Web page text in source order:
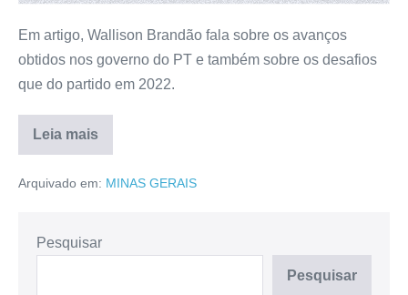
Em artigo, Wallison Brandão fala sobre os avanços
obtidos nos governo do PT e também sobre os desafios
que do partido em 2022.
Leia mais
Arquivado em: MINAS GERAIS
Pesquisar
Pesquisar